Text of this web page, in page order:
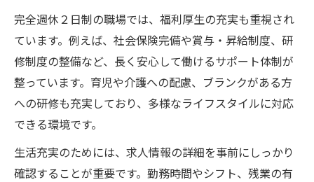
完全週休２日制の職場では、福利厚生の充実も重視され
ています。例えば、社会保険完備や賞与・昇給制度、研
修制度の整備など、長く安心して働けるサポート体制が
整っています。育児や介護への配慮、ブランクがある方
への研修も充実しており、多様なライフスタイルに対応
できる環境です。
生活充実のためには、求人情報の詳細を事前にしっかり
確認することが重要です。勤務時間やシフト、残業の有